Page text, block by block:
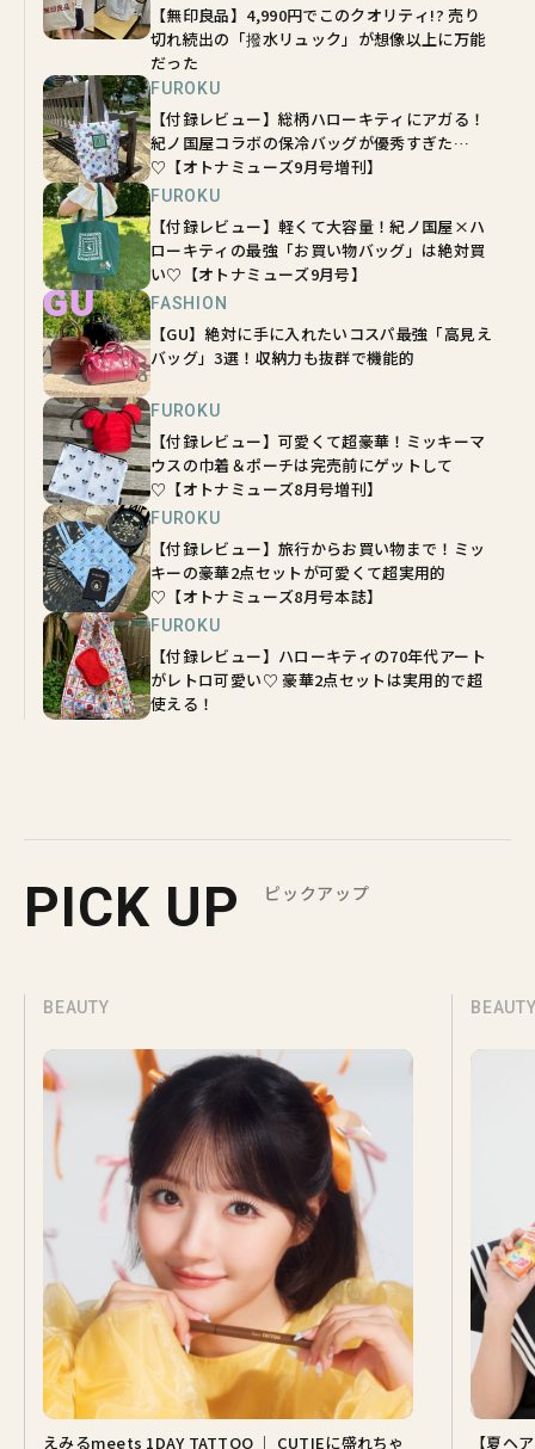
【無印良品】4,990円でこのクオリティ!? 売り
切れ続出の「撥水リュック」が想像以上に万能
だった
FUROKU
【付録レビュー】総柄ハローキティにアガる！
紀ノ国屋コラボの保冷バッグが優秀すぎた…
♡【オトナミューズ9月号増刊】
FUROKU
【付録レビュー】軽くて大容量！紀ノ国屋×ハ
ローキティの最強「お買い物バッグ」は絶対買
い♡【オトナミューズ9月号】
FASHION
【GU】絶対に手に入れたいコスパ最強「高見え
バッグ」3選！収納力も抜群で機能的
FUROKU
【付録レビュー】可愛くて超豪華！ミッキーマ
ウスの巾着＆ポーチは完売前にゲットして
♡【オトナミューズ8月号増刊】
FUROKU
【付録レビュー】旅行からお買い物まで！ミッ
キーの豪華2点セットが可愛くて超実用的
♡【オトナミューズ8月号本誌】
FUROKU
【付録レビュー】ハローキティの70年代アート
がレトロ可愛い♡ 豪華2点セットは実用的で超
使える！
PICK UP ピックアップ
BEAUTY
えみるmeets 1DAY TATTOO ｜ CUTIEに盛れちゃ 【夏ヘ